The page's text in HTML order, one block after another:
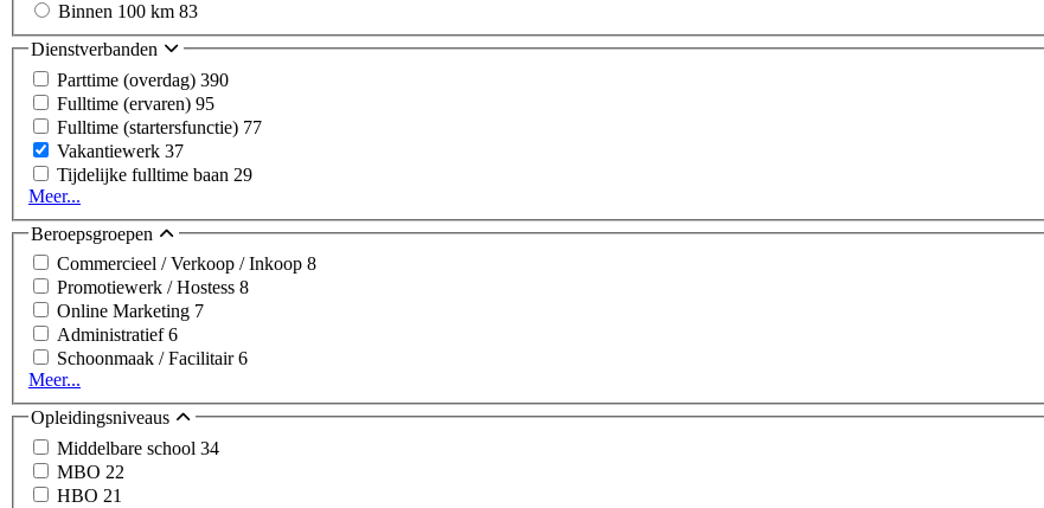
Binnen 100 km 83
Dienstverbanden
Parttime (overdag) 390
Fulltime (ervaren) 95
Fulltime (startersfunctie) 77
Vakantiewerk 37
Tijdelijke fulltime baan 29
Meer...
Beroepsgroepen
Commercieel / Verkoop / Inkoop 8
Promotiewerk / Hostess 8
Online Marketing 7
Administratief6
Schoonmaak / Facilitair6
Meer...
Opleidingsniveaus
Middelbare school 34
MBO 22
HBO 21